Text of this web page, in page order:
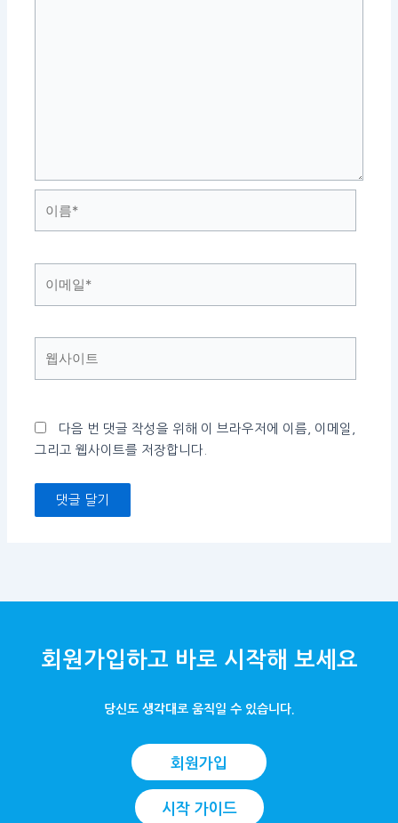
*
다음 번 댓글 작성을 위해 이 브라우저에 이름, 이메일,
그리고 웹사이트를 저장합니다.
회원가입하고 바로 시작해 보세요
당신도 생각대로 움직일 수 있습니다.
회원가입
시작 가이드